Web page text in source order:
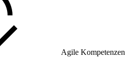
Agile Kompetenzen